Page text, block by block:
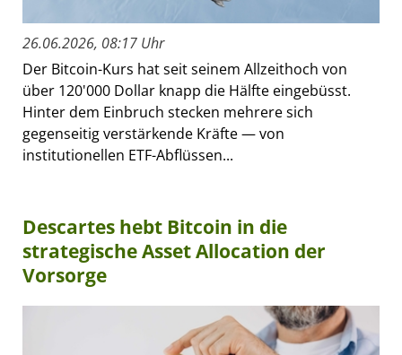
26.06.2026, 08:17 Uhr
Der Bitcoin-Kurs hat seit seinem Allzeithoch von
über 120'000 Dollar knapp die Hälfte eingebüsst.
Hinter dem Einbruch stecken mehrere sich
gegenseitig verstärkende Kräfte — von
institutionellen ETF-Abflüssen...
Descartes hebt Bitcoin in die
strategische Asset Allocation der
Vorsorge